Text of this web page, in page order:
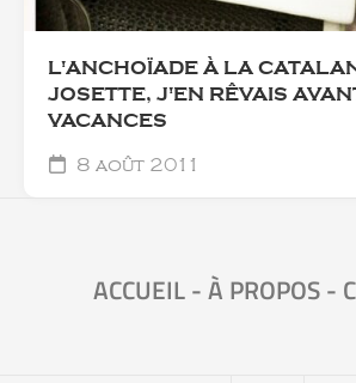
L'ANCHOÏADE À LA
JOSETTE, J'EN RÊVAIS
VACANCES
8 août 2011
ACCUEIL-À PROPOS-